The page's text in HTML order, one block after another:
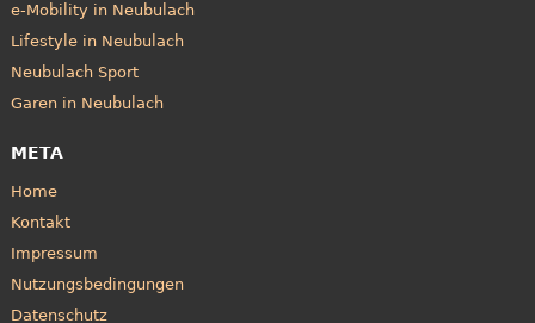
e-Mobility in Neubulach
Lifestyle in Neubulach
Neubulach Sport
Garen in Neubulach
META
Home
Kontakt
Impressum
Nutzungsbedingungen
Datenschutz